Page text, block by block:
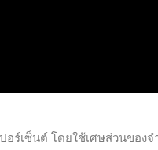
อร์เซ็นต์ โดยใช้เศษส่วนของ